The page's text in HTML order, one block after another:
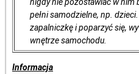
pełni samodzielne, np.
zapalniczkę i poparzyć się,
wnętrze samochodu.
Informacja